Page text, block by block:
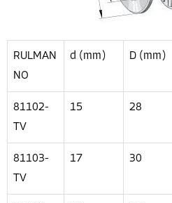
RULMAN
NO
d (mm) D (mm)
81102-
TV
15 28
81103-
TV
17 30